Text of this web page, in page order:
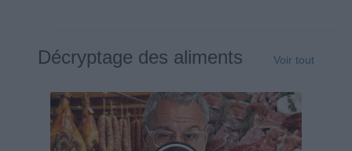
Décryptage des aliments Voir tout